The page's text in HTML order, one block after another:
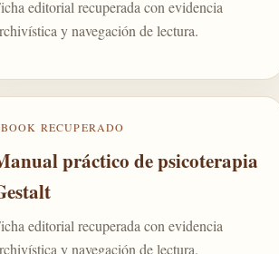
editorial recuperada con evidencia
y navegación de lectura.
RECUPERADO
práctico de psicoterapia
editorial recuperada con evidencia
y navegación de lectura.